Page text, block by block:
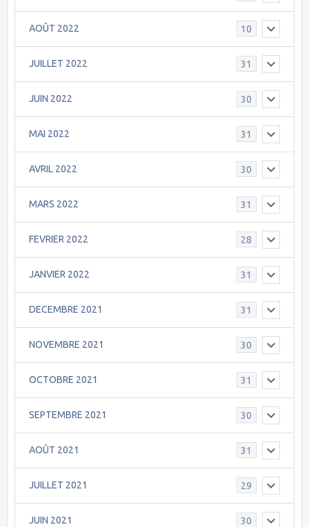
AOÛT 2022 10
JUILLET 2022 31
JUIN 2022 30
MAI 2022 31
AVRIL 2022 30
MARS 2022 31
FEVRIER 2022 28
JANVIER 2022 31
DECEMBRE 2021 31
NOVEMBRE 2021 30
OCTOBRE 2021 31
SEPTEMBRE 2021 30
AOÛT 2021 31
JUILLET 2021 29
JUIN 2021 30